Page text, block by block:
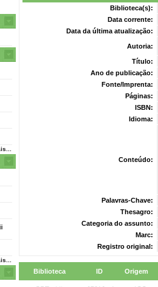
Biblioteca(s):
Data corrente:
Data da última atualização:
Autoria:
Título:
Ano de publicação:
Fonte/Imprenta:
Páginas:
ISBN:
Idioma:
Conteúdo:
Palavras-Chave:
Thesagro:
Categoria do assunto:
Marc:
Registro original:
Biblioteca ID Origem